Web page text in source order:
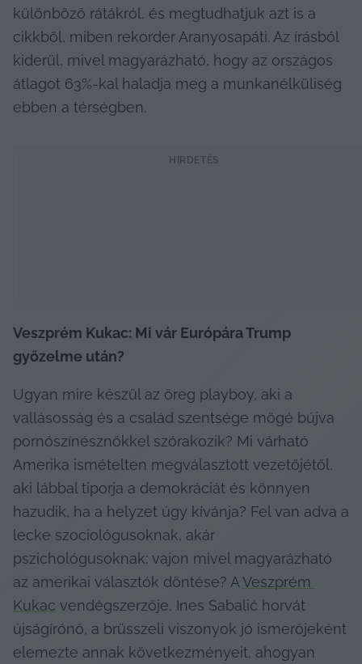
különböző rátákról, és megtudhatjuk azt is a
cikkből, miben rekorder Aranyosapáti. Az írásból
kiderül, mivel magyarázható, hogy az országos
átlagot 63%-kal haladja meg a munkanélküliség
ebben a térségben.
HIRDETÉS
Veszprém Kukac: Mi vár Európára Trump
győzelme után?
Ugyan mire készül az öreg playboy, aki a
vallásosság és a család szentsége mögé bújva
pornószínésznőkkel szórakozik? Mi várható
Amerika ismételten megválasztott vezetőjétől,
aki lábbal tiporja a demokráciát és könnyen
hazudik, ha a helyzet úgy kívánja? Fel van adva a
lecke szociológusoknak, akár
pszichológusoknak: vajon mivel magyarázható
az amerikai választók döntése? A Veszprém
Kukac vendégszerzője, Ines Sabalić horvát
újságírónő, a brüsszeli viszonyok jó ismerőjeként
elemezte annak következményeit, ahogyan